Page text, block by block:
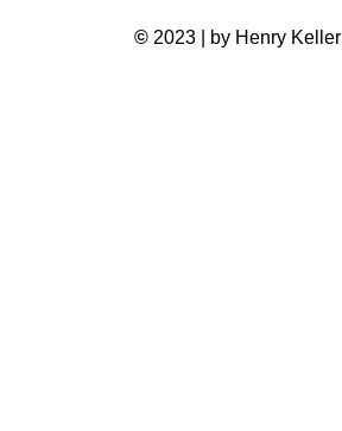
© 2023 | by Henry Keller